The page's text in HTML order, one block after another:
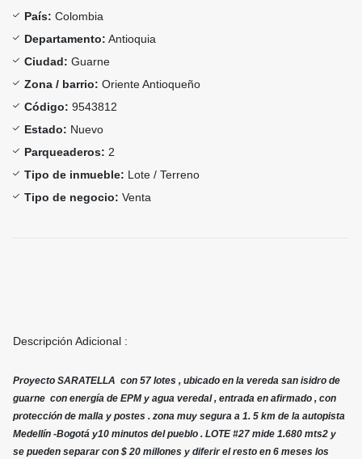
País: Colombia
Departamento: Antioquia
Ciudad: Guarne
Zona / barrio: Oriente Antioqueño
Código: 9543812
Estado: Nuevo
Parqueaderos: 2
Tipo de inmueble: Lote / Terreno
Tipo de negocio: Venta
Descripción Adicional :
Proyecto SARATELLA con 57 lotes , ubicado en la vereda san isidro de
guarne con energía de EPM y agua veredal , entrada en afirmado , con
protección de malla y postes . zona muy segura a 1. 5 km de la autopista
Medellín -Bogotá y10 minutos del pueblo . LOTE #27 mide 1.680 mts2 y
se pueden separar con $ 20 millones y diferir el resto en 6 meses los